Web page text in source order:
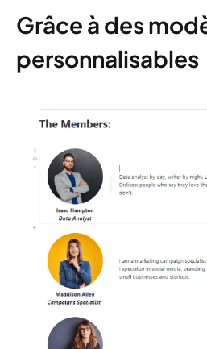
Grâce à des
personnalisables